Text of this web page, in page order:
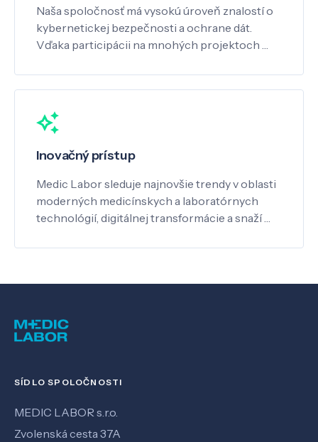
Naša spoločnosť má vysokú úroveň znalostí o
kybernetickej bezpečnosti a ochrane dát.
Vďaka participácii na mnohých projektoch …
Inovačný prístup
Medic Labor sleduje najnovšie trendy v oblasti
moderných medicínskych a laboratórnych
technológií, digitálnej transformácie a snaží …
SÍDLO SPOLOČNOSTI
MEDIC LABOR s.r.o.
Zvolenská cesta 37A